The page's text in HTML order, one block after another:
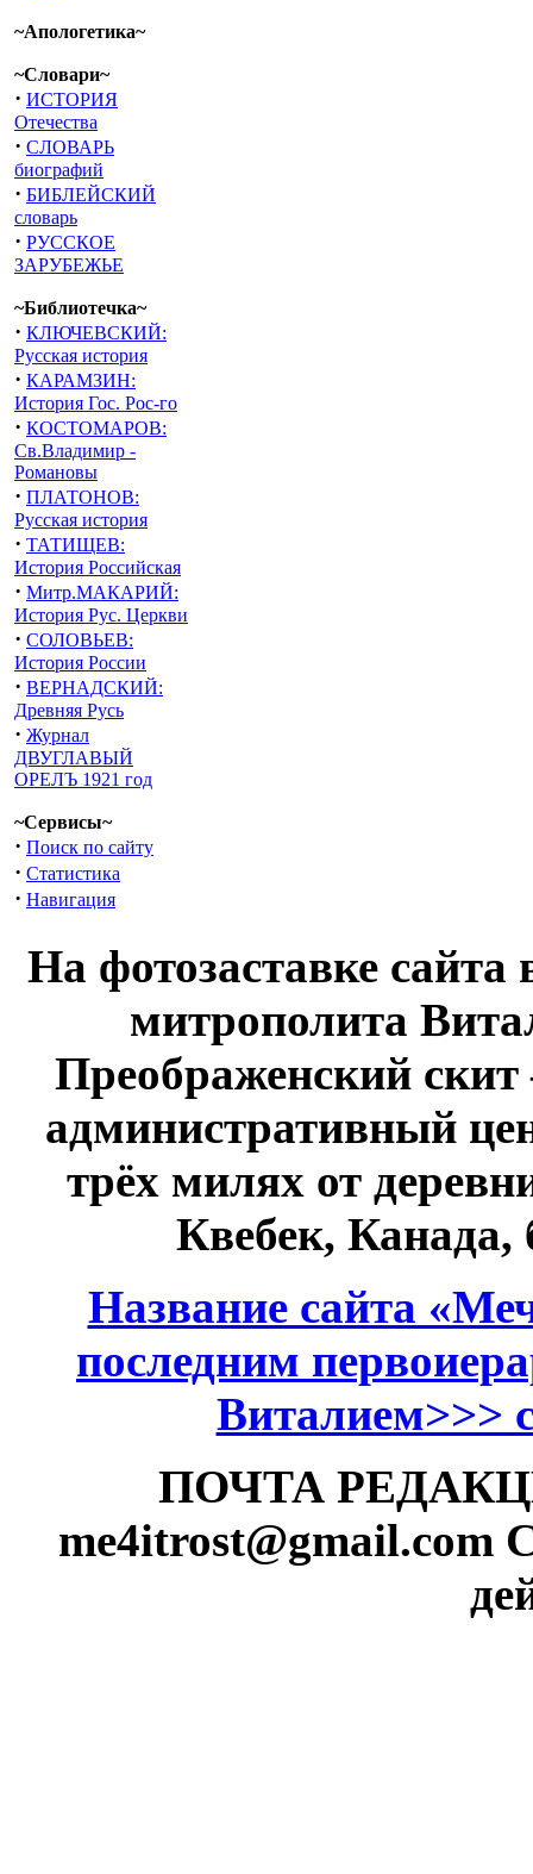
~Апологетика~
~Словари~
· ИСТОРИЯ
Отечества
· СЛОВАРЬ
биографий
· БИБЛЕЙСКИЙ
словарь
· РУССКОЕ
ЗАРУБЕЖЬЕ
~Библиотечка~
· КЛЮЧЕВСКИЙ:
Русская история
· КАРАМЗИН:
История Гос. Рос-го
· КОСТОМАРОВ:
Св.Владимир -
Романовы
· ПЛАТОНОВ:
Русская история
· ТАТИЩЕВ:
История Российская
· Митр.МАКАРИЙ:
История Рус. Церкви
· СОЛОВЬЕВ:
История России
· ВЕРНАДСКИЙ:
Древняя Русь
· Журнал
ДВУГЛАВЫЙ
ОРЕЛЪ 1921 год
~Сервисы~
· Поиск по сайту
· Статистика
· Навигация
На фотозаставке сайта
митрополита
Преображенский
административный
трёх милях от
Квебек,
Название сайта
последним
Виталием>>>
ПОЧТА
me4itrost@gmail.com